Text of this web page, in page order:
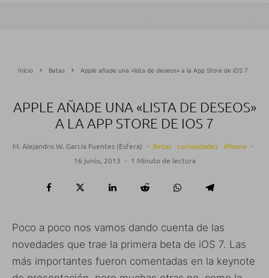
Inicio Betas Apple añade una «lista de deseos» a la App Store de iOS 7
APPLE AÑADE UNA «LISTA DE DESEOS»
A LA APP STORE DE IOS 7
M. Alejandro W. García Fuentes (Esfera) · Betas curiosidades iPhone ·
16 junio, 2013 · 1 Minuto de lectura
Poco a poco nos vamos dando cuenta de las
novedades que trae la primera beta de iOS 7. Las
más importantes fueron comentadas en la keynote